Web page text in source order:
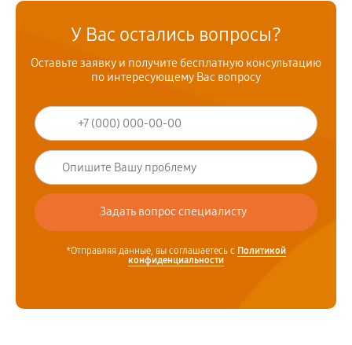
У Вас остались вопросы?
Оставьте заявку и получите бесплатную консультацию
по интересующему Вас вопросу
*Отправляя данные, вы соглашаетесь с Политикой
конфиденциальности